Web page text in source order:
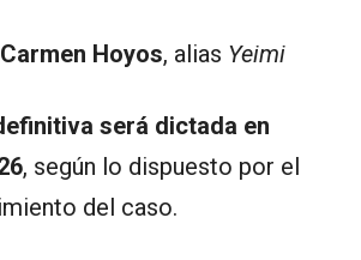
Hoyos, alias Yeimi
será dictada en
, según lo dispuesto por el
del caso.